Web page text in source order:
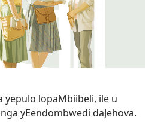
yepulo lopaMbiibeli, ile u
yEendombwedi daJehova.